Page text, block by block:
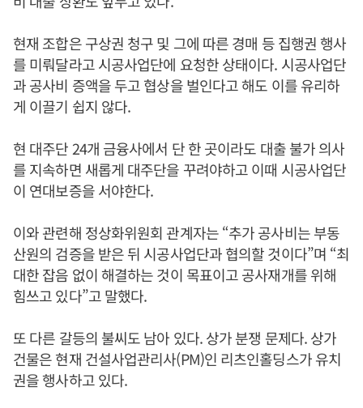
현재 조합은 구상권 청구 및 그에 따른 경매 등 집행권 행사
를 미뤄달라고 시공사업단에 요청한 상태이다. 시공사업단
과 공사비 증액을 두고 협상을 벌인다고 해도 이를 유리하
게 이끌기 쉽지 않다.
현 대주단 24개 금융사에서 단 한 곳이라도 대출 불가 의사
를 지속하면 새롭게 대주단을 꾸려야하고 이때 시공사업단
이 연대보증을 서야한다.
이와 관련해 정상화위원회 관계자는 “추가 공사비는 부동
산원의 검증을 받은 뒤 시공사업단과 협의할 것이다”며 “최
대한 잡음 없이 해결하는 것이 목표이고 공사재개를 위해
힘쓰고 있다”고 말했다.
또 다른 갈등의 불씨도 남아 있다. 상가 분쟁 문제다. 상가
건물은 현재 건설사업관리사(PM)인 리츠인홀딩스가 유치
권을 행사하고 있다.